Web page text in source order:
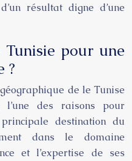
résultat digne d’une
pour une
?
de le Tunise
des raisons pour
destination du
dans le domaine
et l’expertise de ses